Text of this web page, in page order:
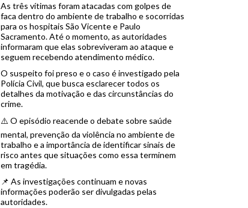
As três vítimas foram atacadas com golpes de
faca dentro do ambiente de trabalho e socorridas
para os hospitais São Vicente e Paulo
Sacramento. Até o momento, as autoridades
informaram que elas sobreviveram ao ataque e
seguem recebendo atendimento médico.
O suspeito foi preso e o caso é investigado pela
Polícia Civil, que busca esclarecer todos os
detalhes da motivação e das circunstâncias do
crime.
⚠️ O episódio reacende o debate sobre saúde
mental, prevenção da violência no ambiente de
trabalho e a importância de identificar sinais de
risco antes que situações como essa terminem
em tragédia.
📌 As investigações continuam e novas
informações poderão ser divulgadas pelas
autoridades.